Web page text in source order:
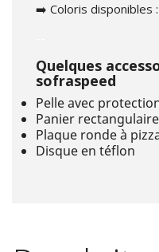
➡️ Coloris disponibles :
Quelques
sofraspeed
Pelle avec
Panier
Plaque ronde à
Disque en téflon